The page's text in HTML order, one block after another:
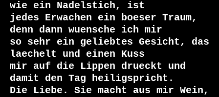
wie ein Nadelstich, ist
jedes Erwachen ein boeser Traum,
denn dann wuensche ich mir
so sehr ein geliebtes Gesicht, das
laechelt und einen Kuss
mir auf die Lippen drueckt und
damit den Tag heiligspricht.
Die Liebe. Sie macht aus mir Wein,